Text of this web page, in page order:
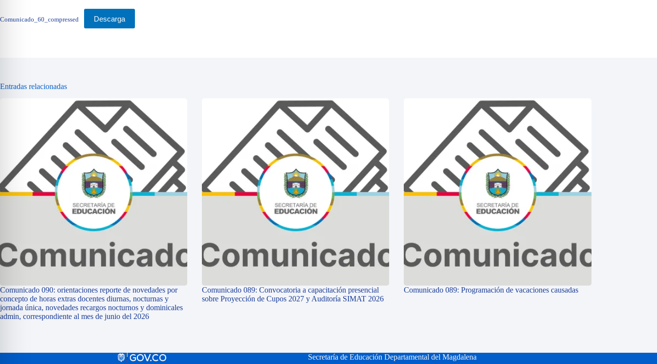
Comunicado_60_compressed Descarga
Entradas relacionadas
Comunicado 090: orientaciones reporte de novedades por
concepto de horas extras docentes diurnas, nocturnas y
jornada única, novedades recargos nocturnos y dominicales
admin, correspondiente al mes de junio del 2026
Comunicado 089: Convocatoria a capacitación presencial
sobre Proyección de Cupos 2027 y Auditoría SIMAT 2026
Comunicado 089: Programación de vacaciones causadas
Secretaría de Educación Departamental del Magdalena